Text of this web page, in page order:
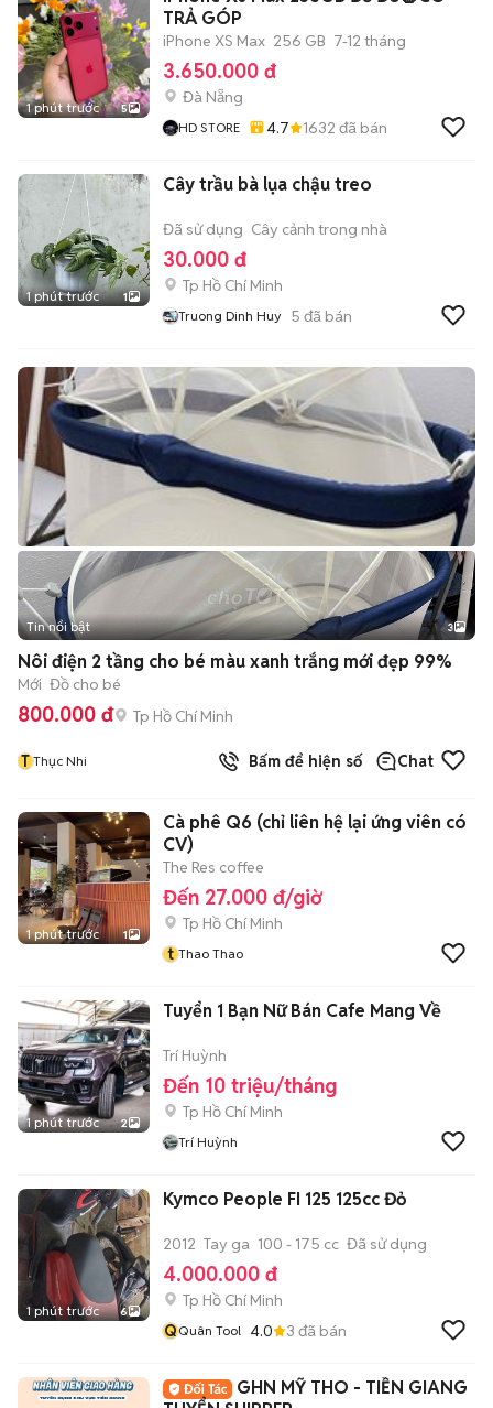
1 phút trước 5
TRẢ GÓP
iPhone XS Max 256 GB 7-12 tháng
3.650.000 đ
Đà Nẵng
HD STORE 4.7 1632 đã bán
1 phút trước 1
Cây trầu bà lụa chậu treo
Đã sử dụng Cây cảnh trong nhà
30.000 đ
Tp Hồ Chí Minh
Truong Dinh Huy 5 đã bán
Tin nổi bật 3
Nôi điện 2 tầng cho bé màu xanh trắng mới đẹp 99%
Mới Đồ cho bé
800.000 đ Tp Hồ Chí Minh
T Thục Nhi Bấm để hiện số Chat
1 phút trước 1
Cà phê Q6 (chỉ liên hệ lại ứng viên có
CV)
The Res coffee
Đến 27.000 đ/giờ
Tp Hồ Chí Minh
t Thao Thao
1 phút trước 2
Tuyển 1 Bạn Nữ Bán Cafe Mang Về
Trí Huỳnh
Đến 10 triệu/tháng
Tp Hồ Chí Minh
Trí Huỳnh
1 phút trước 6
Kymco People FI 125 125cc Đỏ
2012 Tay ga 100 - 175 cc Đã sử dụng
4.000.000 đ
Tp Hồ Chí Minh
QQuân Tool 4.0 3 đã bán
GHN MỸ THO - TIỀN GIANG